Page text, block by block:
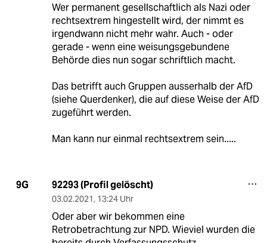
Wer permanent gesellschaftlich als Nazi oder
rechtsextrem hingestellt wird, der nimmt es
irgendwann nicht mehr wahr. Auch - oder
gerade - wenn eine weisungsgebundene
Behörde dies nun sogar schriftlich macht.
Das betrifft auch Gruppen ausserhalb der AfD
(siehe Querdenker), die auf diese Weise der AfD
zugeführt werden.
Man kann nur einmal rechtsextrem sein.....
9G 92293 (Profil gelöscht)
03.02.2021, 13:24 Uhr
Oder aber wir bekommen eine
Retrobetrachtung zur NPD. Wieviel wurden die